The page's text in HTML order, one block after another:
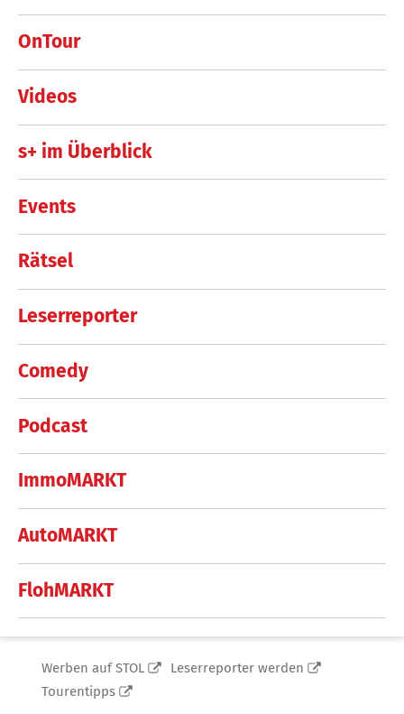
OnTour
Videos
s+ im Überblick
Events
Rätsel
Leserreporter
Comedy
Podcast
ImmoMARKT
AutoMARKT
FlohMARKT
Werben auf STOL
Leserreporter werden
Tourentipps